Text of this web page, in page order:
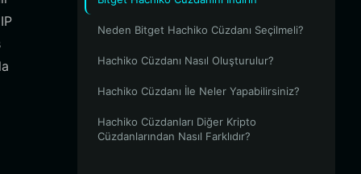
Neden Bitget Hachiko Cüzdanı Seçilmeli?
Hachiko Cüzdanı Nasıl Oluşturulur?
Hachiko Cüzdanı İle Neler Yapabilirsiniz?
Hachiko Cüzdanları Diğer Kripto
Cüzdanlarından Nasıl Farklıdır?